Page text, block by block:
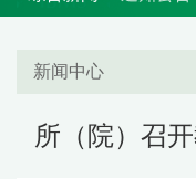
新闻中心
所（院）召